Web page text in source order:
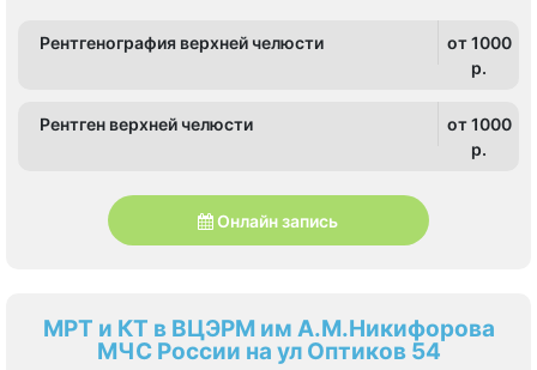
Рентгенография верхней челюсти
от 1000
p.
Рентген верхней челюсти
от 1000
p.
Онлайн запись
МРТ и КТ в ВЦЭРМ им А.М.Никифорова
МЧС России на ул Оптиков 54